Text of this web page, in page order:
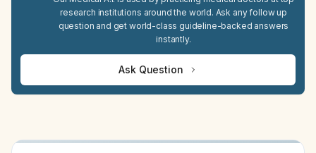
research institutions around the world. Ask any follow up
question and get world-class guideline-backed answers
instantly.
Ask Question